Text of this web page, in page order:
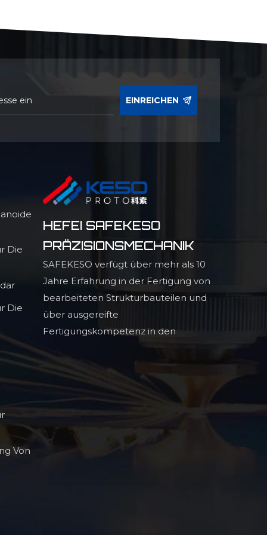
EINREICHEN
Die
Die
Von
HEFEI SAFEKESO
PRÄZISIONSMECHANIK
SAFEKESO verfügt über mehr als 10
Jahre Erfahrung in der Fertigung von
bearbeiteten Strukturbauteilen und
über ausgereifte
Fertigungskompetenz in den
Lichtauslöschungstechnologie,
hochpräzise Profilbauteile und hohe